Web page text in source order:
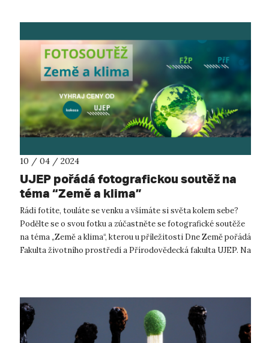
10 / 04 / 2024
UJEP pořádá fotografickou soutěž na
téma “Země a klima”
Rádi fotíte, touláte se venku a všímáte si světa kolem sebe?
Podělte se o svou fotku a zúčastněte se fotografické soutěže
na téma „Země a klima“, kterou u příležitosti Dne Země pořádá
Fakulta životního prostředí a Přírodovědecká fakulta UJEP. Na